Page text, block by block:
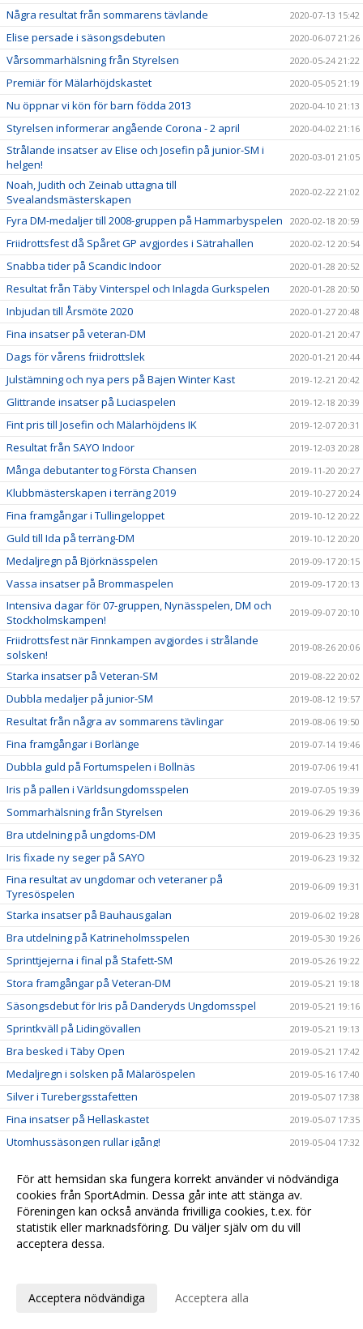
Några resultat från sommarens tävlande 2020-07-13 15:42
Elise persade i säsongsdebuten 2020-06-07 21:26
Vårsommarhälsning från Styrelsen 2020-05-24 21:22
Premiär för Mälarhöjdskastet 2020-05-05 21:19
Nu öppnar vi kön för barn födda 2013 2020-04-10 21:13
Styrelsen informerar angående Corona - 2 april 2020-04-02 21:16
Strålande insatser av Elise och Josefin på junior-SM i
helgen!
2020-03-01 21:05
Noah, Judith och Zeinab uttagna till
Svealandsmästerskapen
2020-02-22 21:02
Fyra DM-medaljer till 2008-gruppen på Hammarbyspelen 2020-02-18 20:59
Friidrottsfest då Spåret GP avgjordes i Sätrahallen 2020-02-12 20:54
Snabba tider på Scandic Indoor 2020-01-28 20:52
Resultat från Täby Vinterspel och Inlagda Gurkspelen 2020-01-28 20:50
Inbjudan till Årsmöte 2020 2020-01-27 20:48
Fina insatser på veteran-DM 2020-01-21 20:47
Dags för vårens friidrottslek 2020-01-21 20:44
Julstämning och nya pers på Bajen Winter Kast 2019-12-21 20:42
Glittrande insatser på Luciaspelen 2019-12-18 20:39
Fint pris till Josefin och Mälarhöjdens IK 2019-12-07 20:31
Resultat från SAYO Indoor 2019-12-03 20:28
Många debutanter tog Första Chansen 2019-11-20 20:27
Klubbmästerskapen i terräng 2019 2019-10-27 20:24
Fina framgångar i Tullingeloppet 2019-10-12 20:22
Guld till Ida på terräng-DM 2019-10-12 20:20
Medaljregn på Björknässpelen 2019-09-17 20:15
Vassa insatser på Brommaspelen 2019-09-17 20:13
Intensiva dagar för 07-gruppen, Nynässpelen, DM och
Stockholmskampen!
2019-09-07 20:10
Friidrottsfest när Finnkampen avgjordes i strålande
solsken!
2019-08-26 20:06
Starka insatser på Veteran-SM 2019-08-22 20:02
Dubbla medaljer på junior-SM 2019-08-12 19:57
Resultat från några av sommarens tävlingar 2019-08-06 19:50
Fina framgångar i Borlänge 2019-07-14 19:46
Dubbla guld på Fortumspelen i Bollnäs 2019-07-06 19:41
Iris på pallen i Världsungdomsspelen 2019-07-05 19:39
Sommarhälsning från Styrelsen 2019-06-29 19:36
Bra utdelning på ungdoms-DM 2019-06-23 19:35
Iris fixade ny seger på SAYO 2019-06-23 19:32
Fina resultat av ungdomar och veteraner på
Tyresöspelen
2019-06-09 19:31
Starka insatser på Bauhausgalan 2019-06-02 19:28
Bra utdelning på Katrineholmsspelen 2019-05-30 19:26
Sprinttjejerna i final på Stafett-SM 2019-05-26 19:22
Stora framgångar på Veteran-DM 2019-05-21 19:18
Säsongsdebut för Iris på Danderyds Ungdomsspel 2019-05-21 19:16
Sprintkväll på Lidingövallen 2019-05-21 19:13
Bra besked i Täby Open 2019-05-21 17:42
Medaljregn i solsken på Mälaröspelen 2019-05-16 17:40
Silver i Turebergsstafetten 2019-05-07 17:38
Fina insatser på Hellaskastet 2019-05-07 17:35
Utomhussäsongen rullar igång! 2019-05-04 17:32
Nu startar vi träningen för barn födda 2012 2019-04-07 17:29
Många tog säsongens sista chans att persa! 2019-03-30 17:27
Medaljregn och mångkampsguld i Lilla
Hammarbyspelen
Starka insatser i Haninge Open
För att hemsidan ska fungera korrekt använder vi nödvändiga
cookies från SportAdmin. Dessa går inte att stänga av.
Föreningen kan också använda frivilliga cookies, t.ex. för
statistik eller marknadsföring. Du väljer själv om du vill
acceptera dessa.
Acceptera nödvändiga Acceptera alla